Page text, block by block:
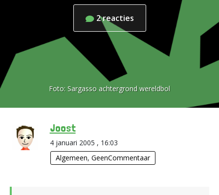
2reacties
Foto: Sargasso achtergrond wereldbol
Joost
4 januari 2005 , 16:03
Algemeen, GeenCommentaar